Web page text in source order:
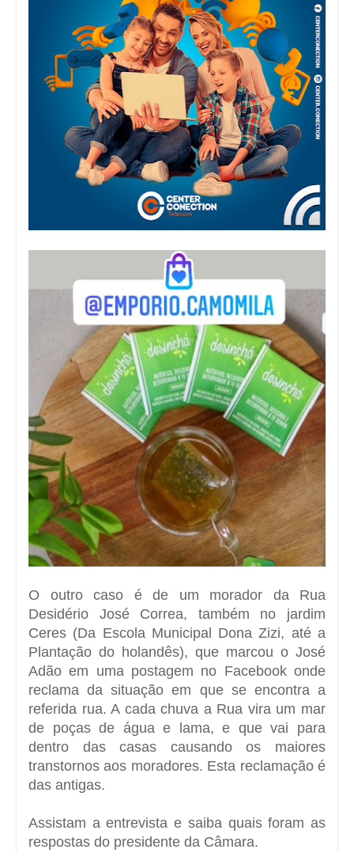
O outro caso é de um morador da Rua
Desidério José Correa, também no jardim
Ceres (Da Escola Municipal Dona Zizi, até a
Plantação do holandês), que marcou o José
Adão em uma postagem no Facebook onde
reclama da situação em que se encontra a
referida rua. A cada chuva a Rua vira um mar
de poças de água e lama, e que vai para
dentro das casas causando os maiores
transtornos aos moradores. Esta reclamação é
das antigas.
Assistam a entrevista e saiba quais foram as
respostas do presidente da Câmara.